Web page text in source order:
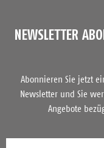
NEWSLETTER
Abonnieren Sie jetzt
Newsletter und Sie
Angebote